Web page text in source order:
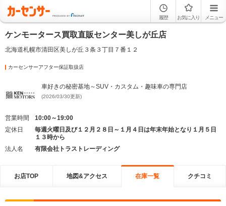
履歴 お気に入り メニュー
ケンモータース買取直販センター美しが丘店
北海道札幌市清田区美しが丘３条３丁目７番１２
カーセンサーアフター保証取扱店
車好きの秘密基地～SUV・カスタム・趣味車の専門店
(2026/03/30更新)
営業時間
10:00～19:00
定休日
毎週火曜日及び１２月２８日～１月４日は年末年始となり１月５日
１３時から
法人名
有限会社トラストレーディング
お店TOP 地図&アクセス 在庫一覧 クチコミ